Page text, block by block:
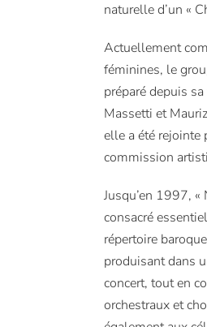
naturelle d’un «
Actuellement
féminines, le
préparé depuis
Massetti et
elle a été rejointe
commission
Jusqu’en 1997, «
consacré
répertoire
produisant dans
concert, tout en
orchestraux et